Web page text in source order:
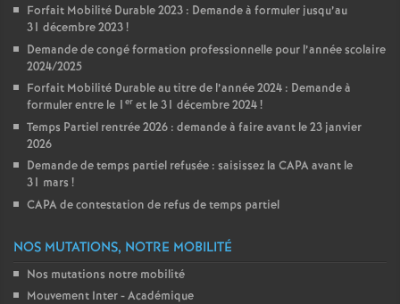
Forfait Mobilité Durable 2023 : Demande à formuler jusqu’au
31 décembre 2023!
Demande de congé formation professionnelle pour l’année scolaire
2024/2025
Forfait Mobilité Durable au titre de l’année 2024 : Demande à
formuler entre le 1 er et le 31 décembre 2024!
Temps Partiel rentrée 2026 : demande à faire avant le 23 janvier
2026
Demande de temps partiel refusée : saisissez la CAPA avant le
31 mars !
CAPA de contestation de refus de temps partiel
NOS MUTATIONS, NOTRE MOBILITÉ
Nos mutations notre mobilité
Mouvement Inter - Académique